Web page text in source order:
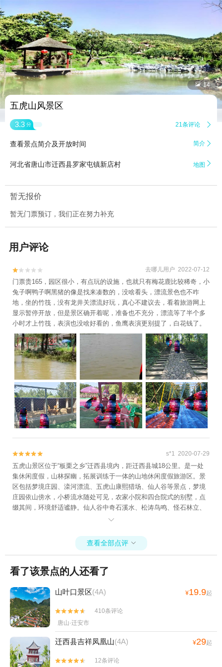
 14
五虎山风景区
3.3 分 21条评论 
查看景点简介及开放时间 简介 
河北省唐山市迁西县罗家屯镇新店村 地图 
暂无报价
暂无门票预订，我们正在努力补充
用户评论

 去哪儿用户 2022-07-12
门票贵165，园区很小，有点玩的设施，也就只有梅花鹿比较稀奇，小
兔子啊鸭子啊黑猪的像是找来凑数的，没啥看头，漂流景色也不咋
地，坐的竹筏，没有龙井关漂流好玩，真心不建议去，看着旅游网上
显示暂停开放，但是景区确开着呢，准备也不充分，漂流等了半个多
小时才上竹筏，表演也没啥好看的，鱼鹰表演更别提了，白花钱了。

 s*1 2020-07-29
五虎山景区位于“板栗之乡”迁西县境内，距迁西县城18公里。是一处
集休闲度假，山林探幽，拓展训练于一体的山地休闲度假旅游区。景
区包括梦境庄园、滦河漂流、五虎山康熙猎场、仙人谷等景点，梦境
庄园依山傍水，小桥流水随处可见，农家小院和四合院式的别墅，点
缀其间，环境舒适谧静。仙人谷中奇石溪水、松涛鸟鸣、怪石林立、
地质古老，整个谷内宛若仙境。疲惫之时，不妨来此小住两日，躲避

查看全部点评 
看了该景点的人还看了
山叶口景区(4A) ¥19.9起


410条评论
唐山·迁安市
迁西县吉祥凤凰山(4A) ¥29起

 12条评论